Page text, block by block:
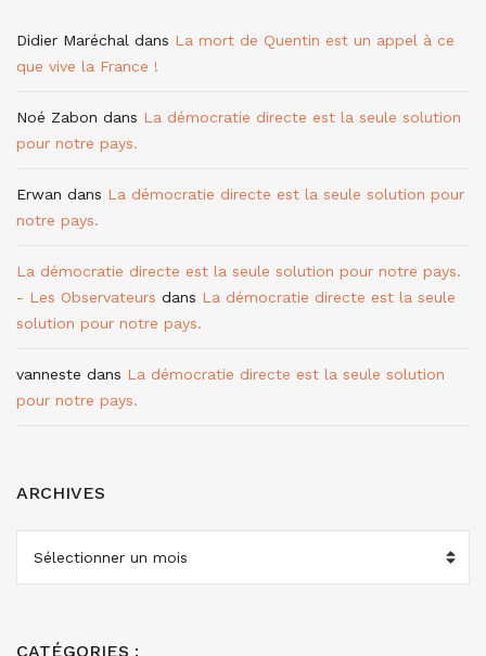
Didier Maréchal dans La mort de Quentin est un appel à ce
que vive la France !
Noé Zabon dans La démocratie directe est la seule solution
pour notre pays.
Erwan dans La démocratie directe est la seule solution pour
notre pays.
La démocratie directe est la seule solution pour notre pays.
- Les Observateurs dans La démocratie directe est la seule
solution pour notre pays.
vanneste dans La démocratie directe est la seule solution
pour notre pays.
ARCHIVES
CATÉGORIES :